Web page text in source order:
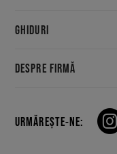
GHIDURI
DESPRE FIRMĂ
URMĂREȘTE-NE: